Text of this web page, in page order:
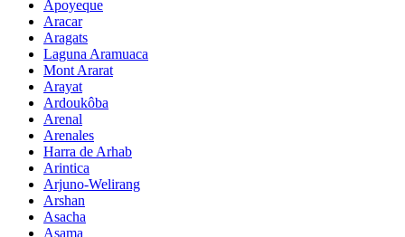
Apoyeque
Aracar
Aragats
Laguna Aramuaca
Mont Ararat
Arayat
Ardoukôba
Arenal
Arenales
Harra de Arhab
Arintica
Arjuno-Welirang
Arshan
Asacha
Asama